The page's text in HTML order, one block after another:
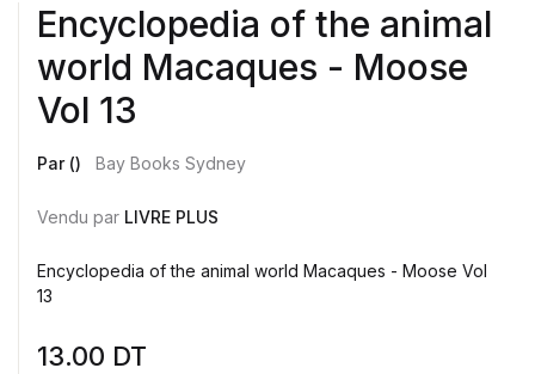
Encyclopedia of the animal
world Macaques - Moose
Vol 13
Par () Bay Books Sydney
Vendu par LIVRE PLUS
Encyclopedia of the animal world Macaques - Moose Vol
13
13.00 DT